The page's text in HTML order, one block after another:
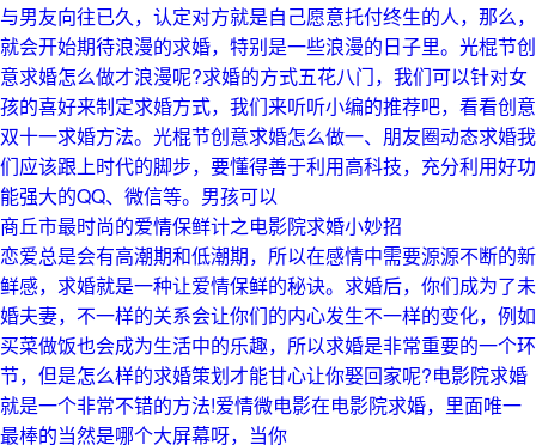
与男友向往已久，认定对方就是自己愿意托付终生的人，那么，
就会开始期待浪漫的求婚，特别是一些浪漫的日子里。光棍节创
意求婚怎么做才浪漫呢?求婚的方式五花八门，我们可以针对女
孩的喜好来制定求婚方式，我们来听听小编的推荐吧，看看创意
双十一求婚方法。光棍节创意求婚怎么做一、朋友圈动态求婚我
们应该跟上时代的脚步，要懂得善于利用高科技，充分利用好功
能强大的QQ、微信等。男孩可以
商丘市最时尚的爱情保鲜计之电影院求婚小妙招
恋爱总是会有高潮期和低潮期，所以在感情中需要源源不断的新
鲜感，求婚就是一种让爱情保鲜的秘诀。求婚后，你们成为了未
婚夫妻，不一样的关系会让你们的内心发生不一样的变化，例如
买菜做饭也会成为生活中的乐趣，所以求婚是非常重要的一个环
节，但是怎么样的求婚策划才能甘心让你娶回家呢?电影院求婚
就是一个非常不错的方法!爱情微电影在电影院求婚，里面唯一
最棒的当然是哪个大屏幕呀，当你